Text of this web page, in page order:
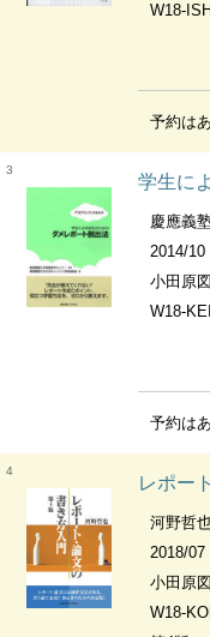
W18-ISH
予約は
3
学生に
慶應義
2014/10
小田原
W18-KEI
予約は
4
レポー
河野哲
2018/07
小田原
W18-